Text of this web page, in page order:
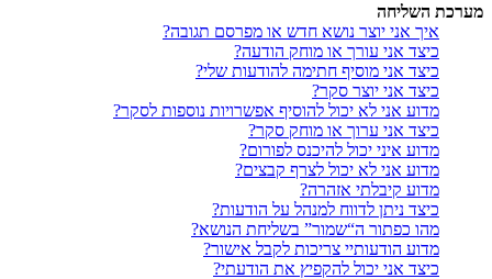
מערכת השליחה
איך אני יוצר נושא חדש או מפרסם תגובה?
כיצד אני עורך או מוחק הודעה?
כיצד אני מוסיף חתימה להודעות שלי?
כיצד אני יוצר סקר?
מדוע אני לא יכול להוסיף אפשרויות נוספות לסקר?
כיצד אני ערוך או מוחק סקר?
מדוע איני יכול להיכנס לפורום?
מדוע אני לא יכול לצרף קבצים?
מדוע קיבלתי אזהרה?
כיצד ניתן לדווח למנהל על הודעות?
מהו כפתור ה“שמור” בשליחת הנושא?
מדוע הודעותיי צריכות לקבל אישור?
כיצד אני יכול להקפיץ את הודעתי?